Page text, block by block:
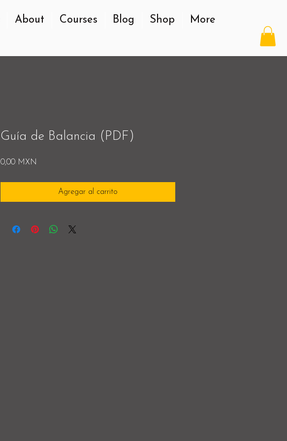
About Courses Blog Shop More
Guía de Balancia (PDF)
0,00 MXN
Agregar al carrito